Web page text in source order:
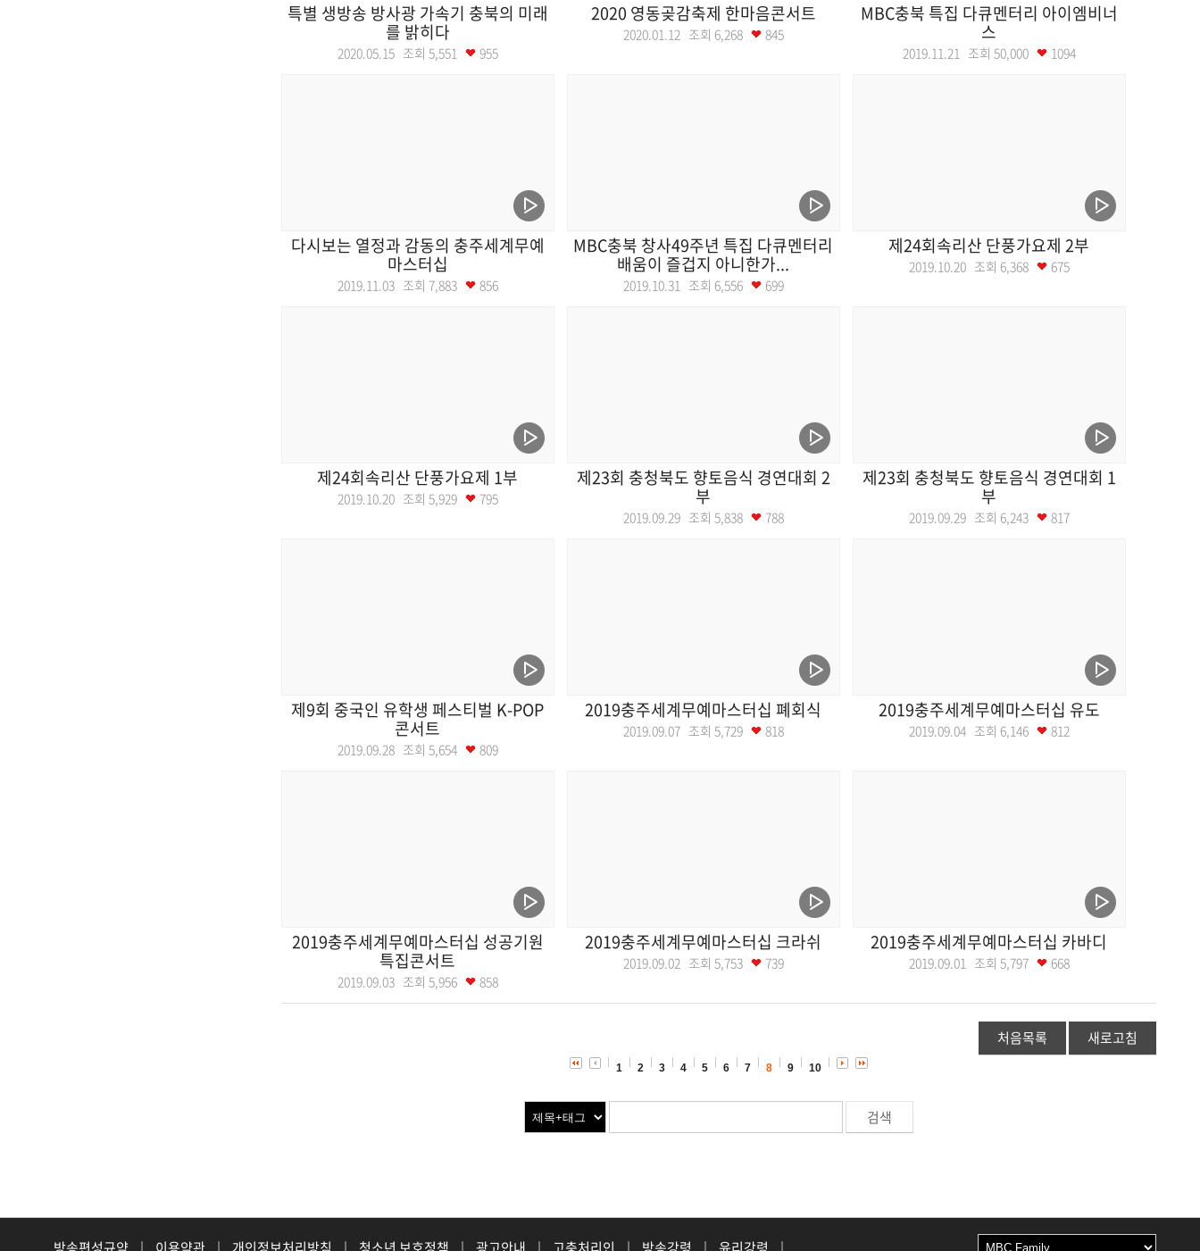
특별 생방송 방사광 가속기 충북의 미래
를 밝히다
2020.05.15 조회 5,551 955
2020 영동곶감축제 한마음콘서트
2020.01.12 조회 6,268 845
MBC충북 특집 다큐멘터리 아이엠비너
스
2019.11.21 조회 50,000 1094
다시보는 열정과 감동의 충주세계무예
마스터십
2019.11.03 조회 7,883 856
MBC충북 창사49주년 특집 다큐멘터리
배움이 즐겁지 아니한가...
2019.10.31 조회 6,556 699
제24회속리산 단풍가요제 2부
2019.10.20 조회 6,368 675
제24회속리산 단풍가요제 1부
2019.10.20 조회 5,929 795
제23회 충청북도 향토음식 경연대회 2
부
2019.09.29 조회 5,838 788
제23회 충청북도 향토음식 경연대회 1
부
2019.09.29 조회 6,243 817
제9회 중국인 유학생 페스티벌 K-POP
콘서트
2019.09.28 조회 5,654 809
2019충주세계무예마스터십 폐회식
2019.09.07 조회 5,729 818
2019충주세계무예마스터십 유도
2019.09.04 조회 6,146 812
2019충주세계무예마스터십 성공기원
특집콘서트
2019.09.03 조회 5,956 858
2019충주세계무예마스터십 크라쉬
2019.09.02 조회 5,753 739
2019충주세계무예마스터십 카바디
2019.09.01 조회 5,797 668
처음목록 새로고침
1 2 3 4 5 6 7 8 9 10